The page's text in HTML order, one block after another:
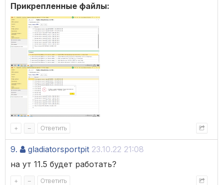
Прикрепленные файлы:
+ – Ответить
9. gladiatorsportpit 23.10.22 21:08
на ут 11.5 будет работать?
+ – Ответить